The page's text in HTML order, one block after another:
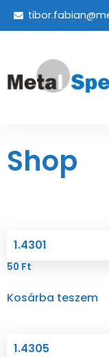
Shop
1.4301
50 Ft
Kosárba teszem
1.4305